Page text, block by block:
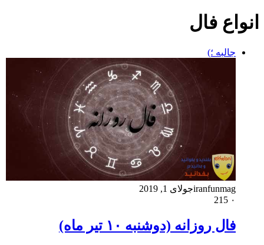
انواع فال
جالبه ؛)
iranfunmagجولای 1, 2019
۰
فال روزانه (دوشنبه ۱۰ تیر ماه)